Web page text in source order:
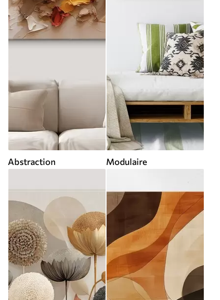
Abstraction Modulaire